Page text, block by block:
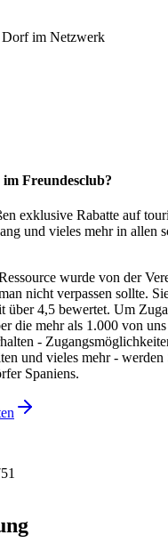
Dorf im Netzwerk
Freundesclub?
exklusive Rabatte auf
und vieles mehr in allen
wurde von der
nicht verpassen sollte.
über 4,5 bewertet. Um
die mehr als 1.000 von
-
und vieles mehr -
Spaniens.